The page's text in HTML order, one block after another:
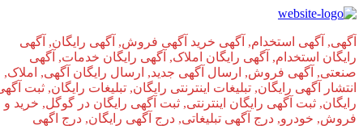
آگهی, آگهی استخدام, آگهی خرید آگهی فروش, آگهی رایگان, آگهی
رایگان استخدام, آگهی رایگان املاک, آگهی رایگان خدمات, آگهی
صنعتی, آگهی فروش, ارسال آگهی جدید, ارسال رایگان آگهی, املاک,
انتشار آگهی رایگان, تبلیغات اینترنتی رایگان, تبلیغات رایگان, ثبت آگهی
رایگان, ثبت آگهی رایگان اینترنتی, ثبت آگهی رایگان در گوگل, خرید و
فروش, خودرو, درج آگهی تبلیغاتی, درج آگهی رایگان, درج اگهی